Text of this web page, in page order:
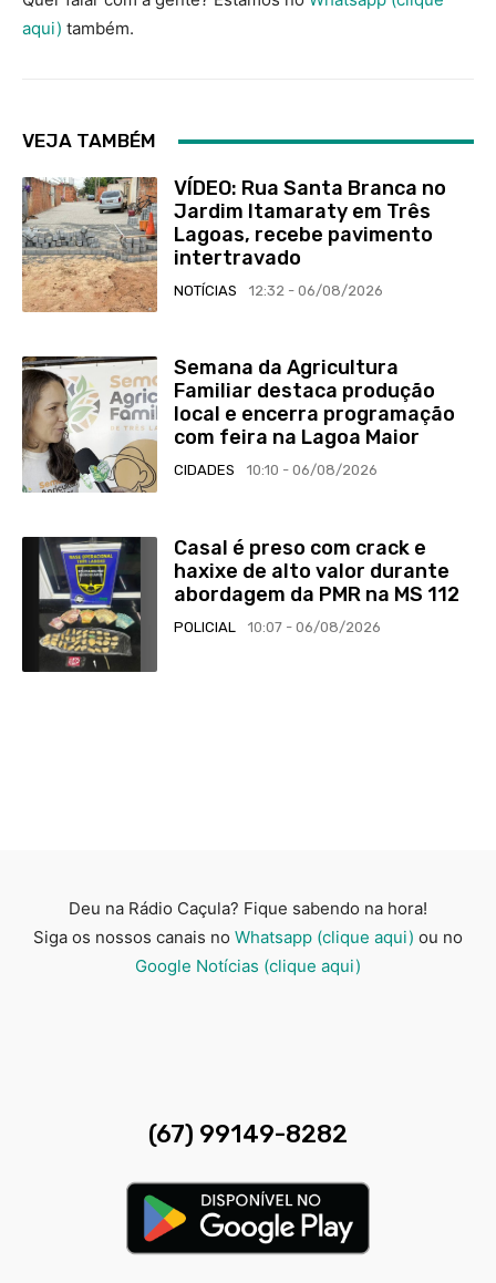
aqui) também.
VEJA TAMBÉM
VÍDEO: Rua Santa Branca no
Jardim Itamaraty em Três
Lagoas, recebe pavimento
intertravado
NOTÍCIAS 12:32 - 06/08/2026
Semana da Agricultura
Familiar destaca produção
local e encerra programação
com feira na Lagoa Maior
CIDADES 10:10 - 06/08/2026
Casal é preso com crack e
haxixe de alto valor durante
abordagem da PMR na MS 112
POLICIAL 10:07 - 06/08/2026
Deu na Rádio Caçula? Fique sabendo na hora!
Siga os nossos canais no Whatsapp (clique aqui) ou no
Google Notícias (clique aqui)
(67) 99149-8282